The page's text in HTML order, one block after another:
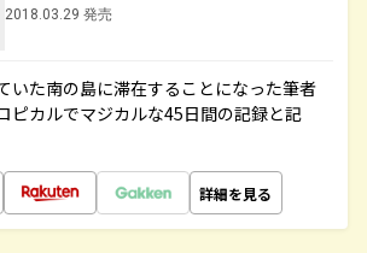
2018.03.29 発売
いた南の島に滞在することになった筆者
ピカルでマジカルな45日間の記録と記
詳細を見る